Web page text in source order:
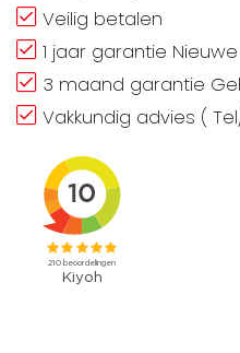
Veilig betalen
1 jaar garantie
3 maand garantie
Vakkundig advies (